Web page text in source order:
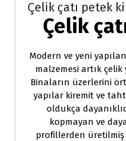
Çelik çatı petek
Çelik
Modern ve yeni
malzemesi artık
Binaların üzerlerini
yapılar kiremit ve
oldukça
kopmayan ve
profillerden üretilmiş